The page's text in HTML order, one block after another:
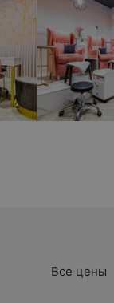
Все цены